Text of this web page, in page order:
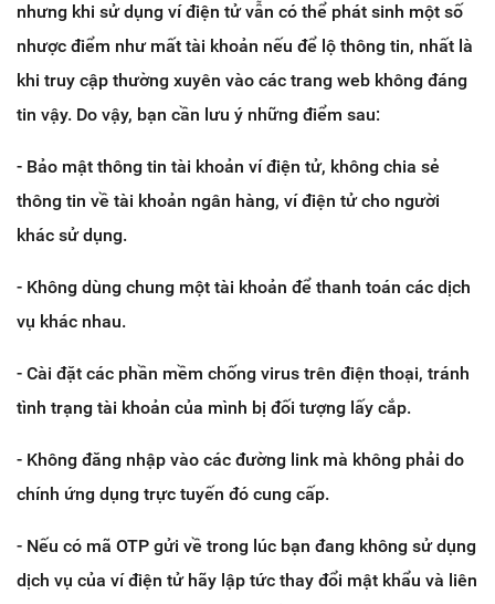
nhưng khi sử dụng ví điện tử vẫn có thể phát sinh một số
nhược điểm như mất tài khoản nếu để lộ thông tin, nhất là
khi truy cập thường xuyên vào các trang web không đáng
tin vậy. Do vậy, bạn cần lưu ý những điểm sau:
- Bảo mật thông tin tài khoản ví điện tử, không chia sẻ
thông tin về tài khoản ngân hàng, ví điện tử cho người
khác sử dụng.
- Không dùng chung một tài khoản để thanh toán các dịch
vụ khác nhau.
- Cài đặt các phần mềm chống virus trên điện thoại, tránh
tình trạng tài khoản của mình bị đối tượng lấy cắp.
- Không đăng nhập vào các đường link mà không phải do
chính ứng dụng trực tuyến đó cung cấp.
- Nếu có mã OTP gửi về trong lúc bạn đang không sử dụng
dịch vụ của ví điện tử hãy lập tức thay đổi mật khẩu và liên